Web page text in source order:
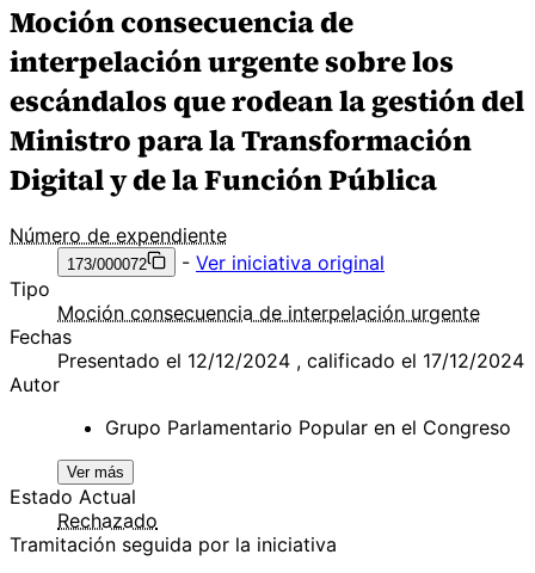
Moción consecuencia de
interpelación urgente sobre los
escándalos que rodean la gestión del
Ministro para la Transformación
Digital y de la Función Pública
Número de expendiente
173/000072 - Ver iniciativa original
Tipo
Moción consecuencia de interpelación urgente
Fechas
Presentado el 12/12/2024 , calificado el 17/12/2024
Autor
Grupo Parlamentario Popular en el Congreso
Ver más
Estado Actual
Rechazado
Tramitación seguida por la iniciativa